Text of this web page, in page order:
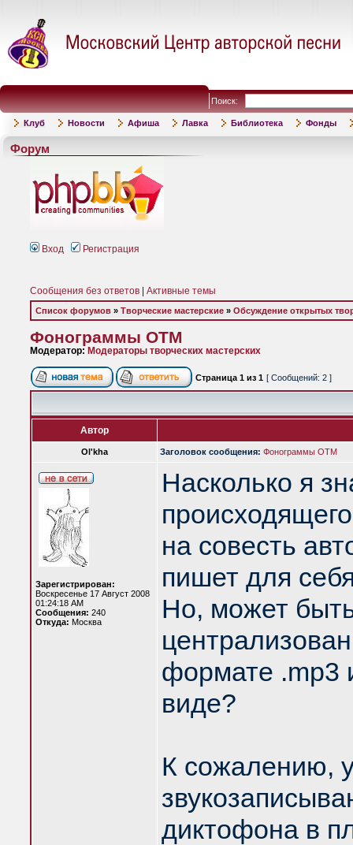
Поиск:
Клуб Новости Афиша Лавка Библиотека Фонды
Форум
Вход Регистрация
Сообщения без ответов Активные темы
Список форумов » Творческие мастерские » Обсуждение открытых
Фонограммы ОТМ
Модератор: Модераторы творческих мастерских
Страница 1 из 1 [ Сообщений: 2 ]
Автор
Ol'kha Заголовок сообщения: Фонограммы ОТМ
Зарегистрирован:
Воскресенье 17 Август 2008
01:24:18 AM
Сообщения: 240
Откуда: Москва
Насколько я
на совесть
пишет для
Но, может
формате .mp3
виде?
К сожалению,
диктофона в